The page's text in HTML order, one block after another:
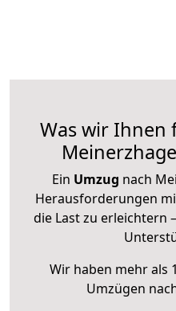
Was wir Ihnen
Ein Umzug nach
Herausforderungen
die Last zu erleichtern
Wir haben mehr als
Umzügen